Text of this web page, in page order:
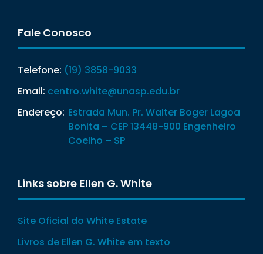
Fale Conosco
Telefone: (19) 3858-9033
Email: centro.white@unasp.edu.br
Endereço: Estrada Mun. Pr. Walter Boger Lagoa
Bonita – CEP 13448-900 Engenheiro
Coelho – SP
Links sobre Ellen G. White
Site Oficial do White Estate
Livros de Ellen G. White em texto